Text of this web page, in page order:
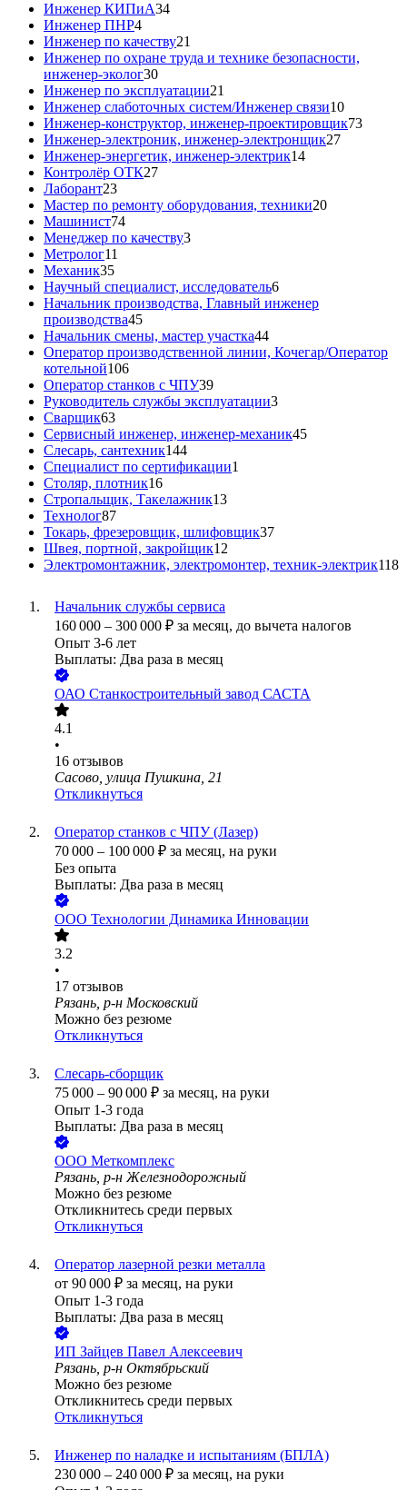
Инженер КИПиА34
Инженер ПНР4
Инженер по качеству21
Инженер по охране труда и технике безопасности,
инженер-эколог30
Инженер по эксплуатации21
Инженер слаботочных систем/Инженер связи10
Инженер-конструктор, инженер-проектировщик73
Инженер-электроник, инженер-электронщик27
Инженер-энергетик, инженер-электрик14
Контролёр ОТК27
Лаборант23
Мастер по ремонту оборудования, техники20
Машинист74
Менеджер по качеству3
Метролог11
Механик35
Научный специалист, исследователь6
Начальник производства, Главный инженер
производства45
Начальник смены, мастер участка44
Оператор производственной линии, Кочегар/Оператор
котельной106
Оператор станков с ЧПУ39
Руководитель службы эксплуатации3
Сварщик63
Сервисный инженер, инженер-механик45
Слесарь, сантехник144
Специалист по сертификации1
Столяр, плотник16
Стропальщик, Такелажник13
Технолог87
Токарь, фрезеровщик, шлифовщик37
Швея, портной, закройщик12
Электромонтажник, электромонтер, техник-электрик118
Начальник службы сервиса
160 000 – 300 000 ₽ за месяц, до вычета налогов
Опыт 3-6 лет
Выплаты: Два раза в месяц
ОАО Станкостроительный завод САСТА
4.1
•
16 отзывов
Сасово, улица Пушкина, 21
Откликнуться
Оператор станков с ЧПУ (Лазер)
70 000 – 100 000 ₽ за месяц, на руки
Без опыта
Выплаты: Два раза в месяц
ООО Технологии Динамика Инновации
3.2
•
17 отзывов
Рязань, р-н Московский
Можно без резюме
Откликнуться
Слесарь-сборщик
75 000 – 90 000 ₽ за месяц, на руки
Опыт 1-3 года
Выплаты: Два раза в месяц
ООО Меткомплекс
Рязань, р-н Железнодорожный
Можно без резюме
Откликнитесь среди первых
Откликнуться
Оператор лазерной резки металла
от 90 000 ₽ за месяц, на руки
Опыт 1-3 года
Выплаты: Два раза в месяц
ИП Зайцев Павел Алексеевич
Рязань, р-н Октябрьский
Можно без резюме
Откликнитесь среди первых
Откликнуться
Инженер по наладке и испытаниям (БПЛА)
230 000 – 240 000 ₽ за месяц, на руки